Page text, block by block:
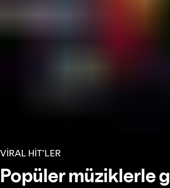
VİRAL HİT’LER
Popüler müziklerle